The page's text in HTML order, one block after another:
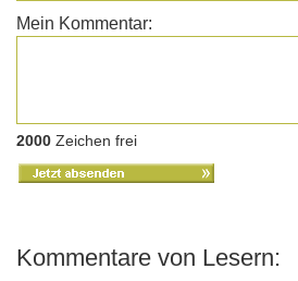
Mein Kommentar:
2000 Zeichen frei
Kommentare von Lesern: